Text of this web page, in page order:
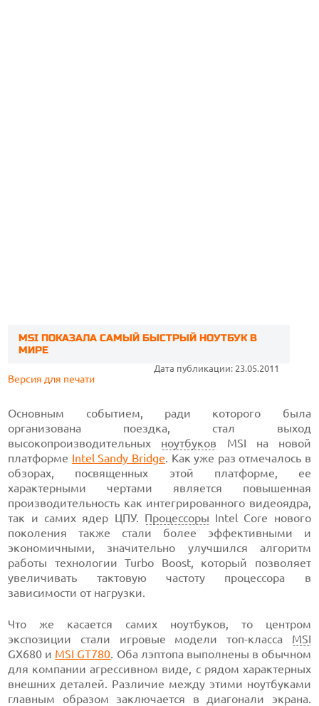
MSI ПОКАЗАЛА САМЫЙ БЫСТРЫЙ НОУТБУК В
МИРЕ
Дата публикации: 23.05.2011
Версия для печати
Основным событием, ради которого была
организована поездка, стал выход
высокопроизводительных ноутбуков MSI на новой
платформе Intel Sandy Bridge. Как уже раз отмечалось в
обзорах, посвященных этой платформе, ее
характерными чертами является повышенная
производительность как интегрированного видеоядра,
так и самих ядер ЦПУ. Процессоры Intel Core нового
поколения также стали более эффективными и
экономичными, значительно улучшился алгоритм
работы технологии Turbo Boost, который позволяет
увеличивать тактовую частоту процессора в
зависимости от нагрузки.
Что же касается самих ноутбуков, то центром
экспозиции стали игровые модели топ-класса MSI
GX680 и MSI GT780. Оба лэптопа выполнены в обычном
для компании агрессивном виде, с рядом характерных
внешних деталей. Различие между этими ноутбуками
главным образом заключается в диагонали экрана.